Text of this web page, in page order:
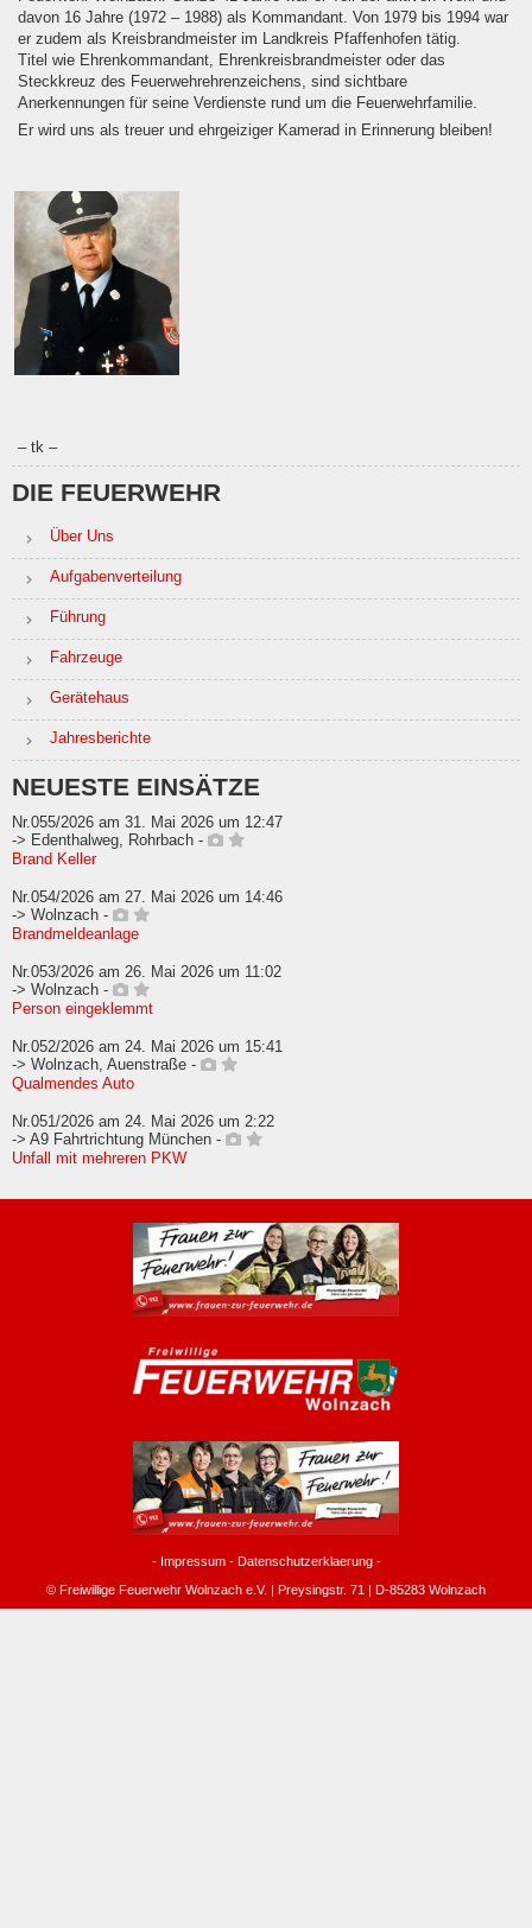
davon 16 Jahre (1972 – 1988) als Kommandant. Von 1979 bis 1994 war
er zudem als Kreisbrandmeister im Landkreis Pfaffenhofen tätig.
Titel wie Ehrenkommandant, Ehrenkreisbrandmeister oder das
Steckkreuz des Feuerwehrehrenzeichens, sind sichtbare
Anerkennungen für seine Verdienste rund um die Feuerwehrfamilie.
Er wird uns als treuer und ehrgeiziger Kamerad in Erinnerung bleiben!
– tk –
DIE FEUERWEHR
Über Uns
Aufgabenverteilung
Führung
Fahrzeuge
Gerätehaus
Jahresberichte
NEUESTE EINSÄTZE
Nr.055/2026 am 31. Mai 2026 um 12:47
-> Edenthalweg, Rohrbach -
Brand Keller
Nr.054/2026 am 27. Mai 2026 um 14:46
-> Wolnzach -
Brandmeldeanlage
Nr.053/2026 am 26. Mai 2026 um 11:02
-> Wolnzach -
Person eingeklemmt
Nr.052/2026 am 24. Mai 2026 um 15:41
-> Wolnzach, Auenstraße -
Qualmendes Auto
Nr.051/2026 am 24. Mai 2026 um 2:22
-> A9 Fahrtrichtung München -
Unfall mit mehreren PKW
- Impressum- Datenschutzerklaerung-
© Freiwillige Feuerwehr Wolnzach e.V. | Preysingstr. 71 | D-85283 Wolnzach